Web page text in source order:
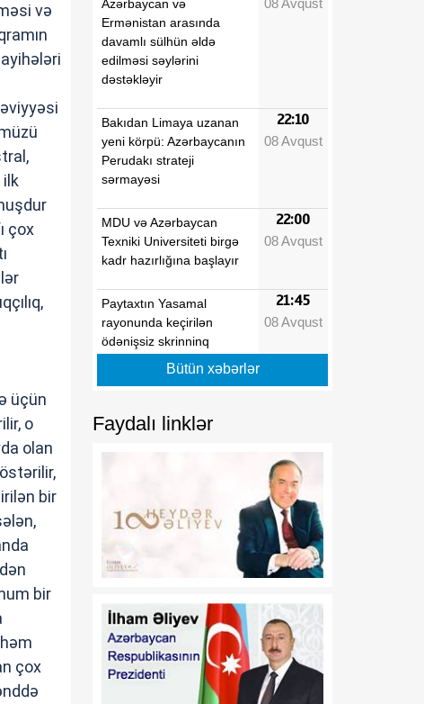
və
ilk
çox
üçün
o
olan
bir
bir
çox
Azərbaycan və
Ermənistan arasında
davamlı sülhün əldə
edilməsi səylərini
dəstəkləyir
08 Avqust
Bakıdan Limaya uzanan
yeni körpü: Azərbaycanın
Perudakı strateji
sərmayəsi
22:10
08 Avqust
MDU və Azərbaycan
Texniki Universiteti birgə
kadr hazırlığına başlayır
22:00
08 Avqust
Paytaxtın Yasamal
rayonunda keçirilən
ödənişsiz skrinninq
aksiyasında 400-ə yaxın
21:45
08 Avqust
Xocavənddə buldozerin
Vaşinqton Zirvə
Görüşünün ildönümü
münasibətilə ABŞ
Prezidentinə məktub
21:15
08 Avqust
Vaşinqton görüşü
regionda inkişaf və
tərəqqiyə yol açıb
21:00
08 Avqust
Bütün xəbərlər
Faydalı linklər